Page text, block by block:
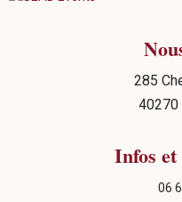
285
40270
Infos
06